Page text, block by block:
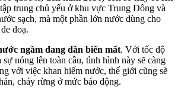
trung chủ yếu ở khu vực Trung Đông và
sạch, mà một phần lớn nước dùng cho
doạ.
ngầm đang dần biến mất. Với tốc độ
nóng lên toàn cầu, tình hình này sẽ càng
với việc khan hiếm nước, thế giới cũng sẽ
cháy rừng ở mức báo động.